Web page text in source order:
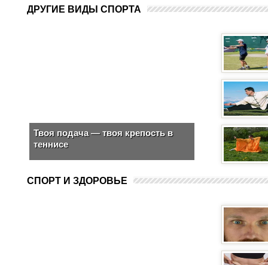
ДРУГИЕ ВИДЫ СПОРТА
Твоя подача — твоя крепость в
теннисе
СПОРТ И ЗДОРОВЬЕ